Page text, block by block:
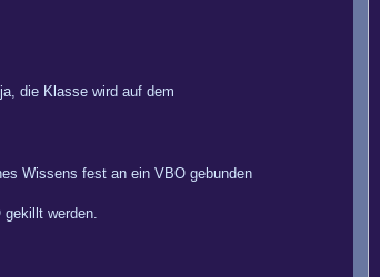
die Klasse wird auf dem
Wissens fest an ein VBO gebunden
werden.